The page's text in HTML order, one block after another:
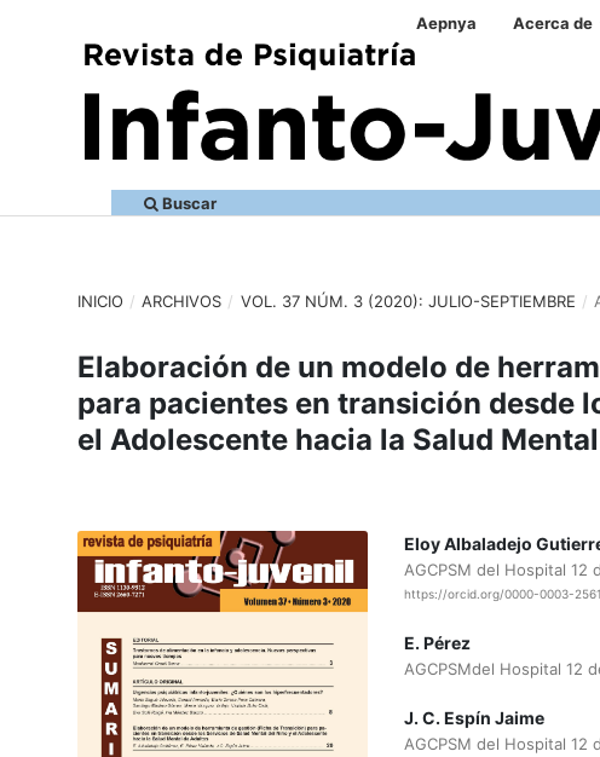
Aepnya Acerca de
Buscar
INICIO / ARCHIVOS / VOL. 37 NÚM. 3 (2020): JULIO-SEPTIEMBRE /
Elaboración de un modelo de
para pacientes en transición desde
el Adolescente hacia la Salud
Eloy Albaladejo
AGCPSM del Hospital 12
https://orcid.org/0000-0003-
E. Pérez
AGCPSMdel Hospital 12
J. C. Espín Jaime
AGCPSM del Hospital 12